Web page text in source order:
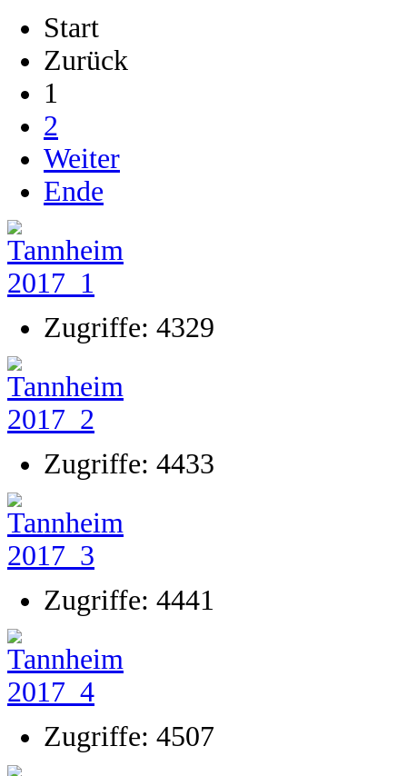
Start
Zurück
1
2
Weiter
Ende
Zugriffe: 4329
Zugriffe: 4433
Zugriffe: 4441
Zugriffe: 4507